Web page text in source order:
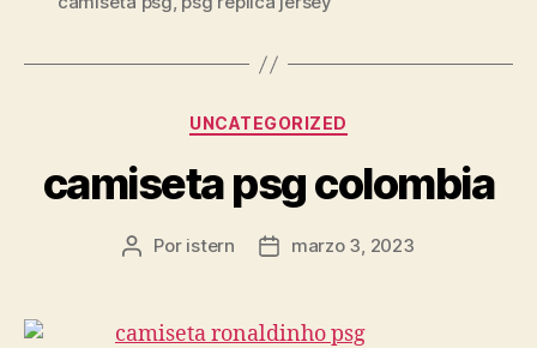
Categorías
UNCATEGORIZED
camiseta psg colombia
Autor
entrada
Por istern
Fecha
entrada
marzo 3, 2023